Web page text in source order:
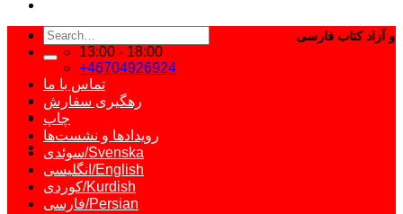
13:00 - 18:00
+46704926924
Search
for:
تماس با ما
رهگیری سفارش
چاپ
رویدادها و نشست‌ها
سوئدی/Svenska
انگلیسی/English
کوردی/Kurdish
فارسی/Persian